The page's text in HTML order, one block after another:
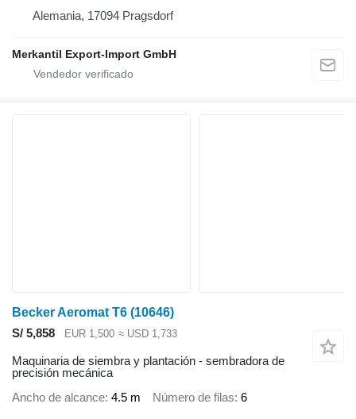
Alemania, 17094 Pragsdorf
Merkantil Export-Import GmbH
Becker Aeromat T6 (10646)
S/ 5,858
EUR 1,500 ≈ USD 1,733
Maquinaria de siembra y plantación - sembradora de
precisión mecánica
Ancho de alcance 4.5 m Número de filas 6